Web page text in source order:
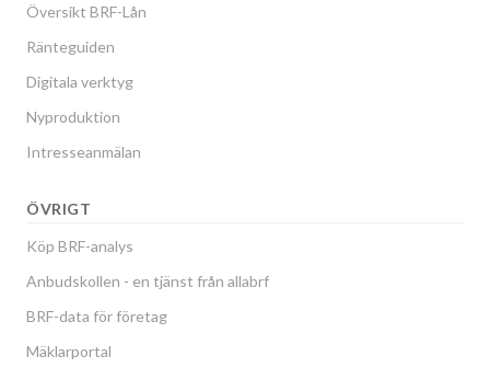
Översikt BRF-Lån
Ränteguiden
Digitala verktyg
Nyproduktion
Intresseanmälan
ÖVRIGT
Köp BRF-analys
Anbudskollen - en tjänst från allabrf
BRF-data för företag
Mäklarportal